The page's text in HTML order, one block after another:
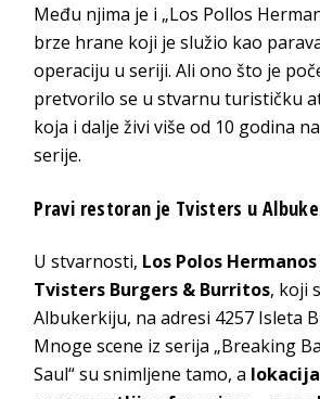
Među njima je i „Los Pollos
brze hrane koji je služio kao
operaciju u seriji. Ali ono što je
pretvorilo se u stvarnu turističku
koja i dalje živi više od 10 godina
serije.
Pravi restoran je Tvisters u
U stvarnosti, Los Polos
Tvisters Burgers & Burritos, koji
Albukerkiju, na adresi 4257 Isleta
Mnoge scene iz serija „Breaking
Saul“ su snimljene tamo, a